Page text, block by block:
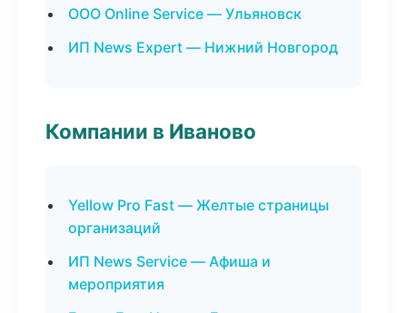
ООО Online Service — Ульяновск
ИП News Expert — Нижний Новгород
Компании в Иваново
Yellow Pro Fast — Желтые страницы
организаций
ИП News Service — Афиша и
мероприятия